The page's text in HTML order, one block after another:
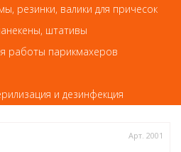
387
КУПИТЬ
Арт. 2001
резинки, валики для причесок
штативы
работы парикмахеров
и дезинфекция